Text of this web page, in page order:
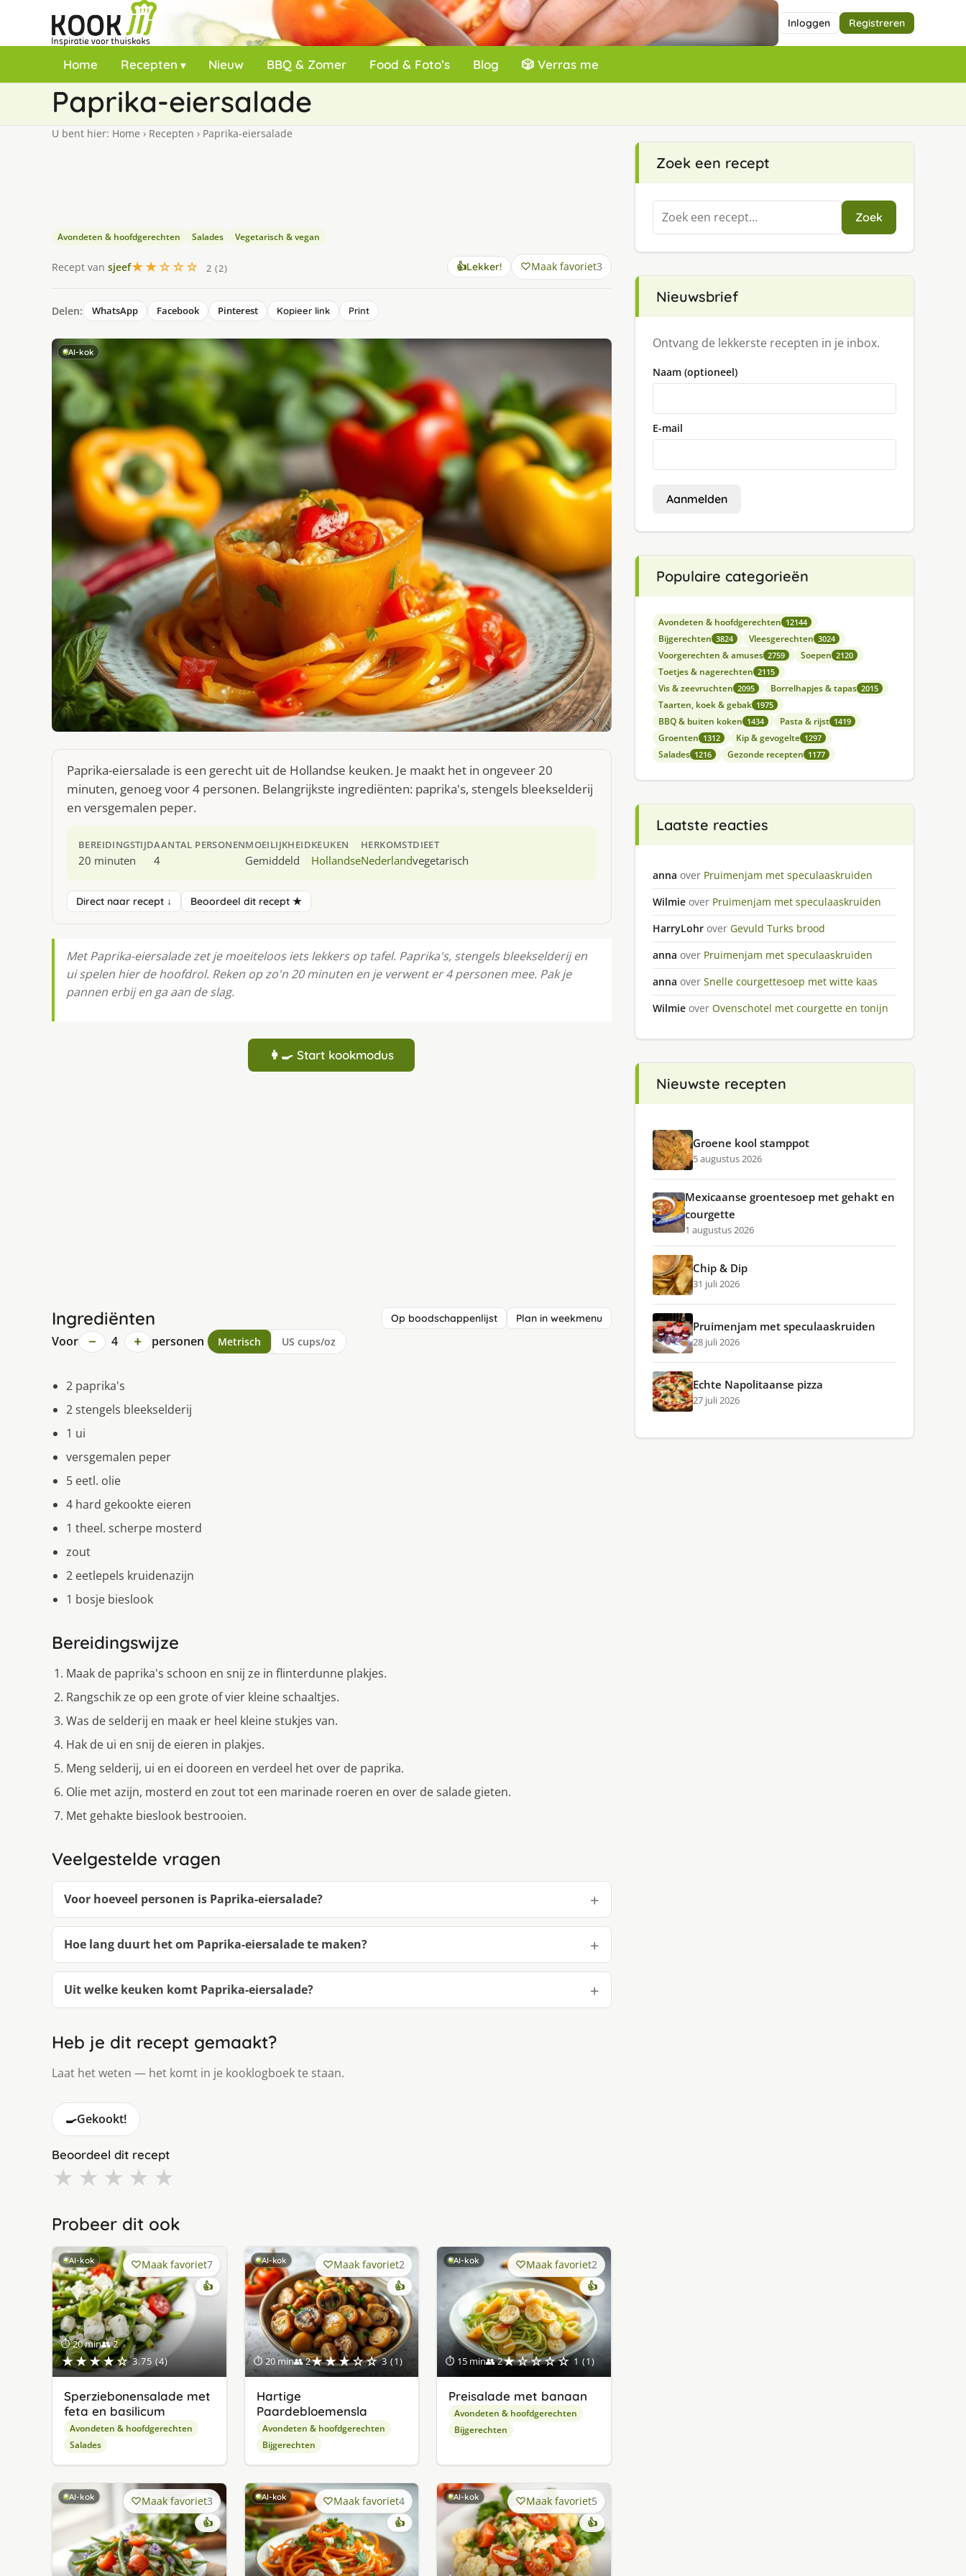
Inloggen Registreren
Home Recepten Nieuw BBQ & Zomer Food & Foto’s Blog 🎲 Verras me
Paprika-eiersalade
U bent hier: Home › Recepten › Paprika-eiersalade
Avondeten & hoofdgerechten Salades Vegetarisch & vegan
Recept van sjeef★★☆☆☆ 2 (2) 👍Lekker! Maak favoriet3
Delen: WhatsApp Facebook Pinterest Kopieer link Print
AI-kok
Paprika-eiersalade is een gerecht uit de Hollandse keuken. Je maakt het in ongeveer 20
minuten, genoeg voor 4 personen. Belangrijkste ingrediënten: paprika's, stengels bleekselderij
en versgemalen peper.
BEREIDINGSTIJD
20 minuten
AANTAL PERSONEN
4
MOEILIJKHEID
Gemiddeld
KEUKEN
Hollandse
HERKOMST
Nederland
DIEET
vegetarisch
Direct naar recept ↓ Beoordeel dit recept ★
Met Paprika-eiersalade zet je moeiteloos iets lekkers op tafel. Paprika's, stengels bleekselderij en
ui spelen hier de hoofdrol. Reken op zo'n 20 minuten en je verwent er 4 personen mee. Pak je
pannen erbij en ga aan de slag.
👩‍🍳 Start kookmodus
Ingrediënten Op boodschappenlijst Plan in weekmenu
Voor − 4 + personen Metrisch US cups/oz
2 paprika's
2 stengels bleekselderij
1 ui
versgemalen peper
5 eetl. olie
4 hard gekookte eieren
1 theel. scherpe mosterd
zout
2 eetlepels kruidenazijn
1 bosje bieslook
Bereidingswijze
Maak de paprika's schoon en snij ze in flinterdunne plakjes.
Rangschik ze op een grote of vier kleine schaaltjes.
Was de selderij en maak er heel kleine stukjes van.
Hak de ui en snij de eieren in plakjes.
Meng selderij, ui en ei dooreen en verdeel het over de paprika.
Olie met azijn, mosterd en zout tot een marinade roeren en over de salade gieten.
Met gehakte bieslook bestrooien.
Veelgestelde vragen
Voor hoeveel personen is Paprika-eiersalade?
Hoe lang duurt het om Paprika-eiersalade te maken?
Uit welke keuken komt Paprika-eiersalade?
Heb je dit recept gemaakt?
Laat het weten — het komt in je kooklogboek te staan.
🍳Gekookt!
Beoordeel dit recept
★ ★ ★ ★ ★
Probeer dit ook
AI-kok
⏱ 20 min👥 2
★★★★☆ 3.75 (4)
Maak favoriet7
👍
Sperziebonensalade met
feta en basilicum
Avondeten & hoofdgerechten
Salades
AI-kok
⏱ 20 min👥 2★★★☆☆ 3 (1)
Maak favoriet2
👍
Hartige
Paardebloemensla
Avondeten & hoofdgerechten
Bijgerechten
AI-kok
⏱ 15 min👥 2★☆☆☆☆ 1 (1)
Maak favoriet2
👍
Preisalade met banaan
Avondeten & hoofdgerechten
Bijgerechten
AI-kok Maak favoriet3
👍
AI-kok Maak favoriet4
👍
AI-kok Maak favoriet5
👍
Zoek een recept
Zoeken
naar:
Zoek
Nieuwsbrief
Ontvang de lekkerste recepten in je inbox.
Naam (optioneel)
E-mail
Aanmelden
Populaire categorieën
Avondeten & hoofdgerechten 12144
Bijgerechten 3824 Vleesgerechten 3024
Voorgerechten & amuses 2759 Soepen 2120
Toetjes & nagerechten 2115
Vis & zeevruchten 2095 Borrelhapjes & tapas 2015
Taarten, koek & gebak 1975
BBQ & buiten koken 1434 Pasta & rijst 1419
Groenten 1312 Kip & gevogelte 1297
Salades 1216 Gezonde recepten 1177
Laatste reacties
anna over Pruimenjam met speculaaskruiden
Wilmie over Pruimenjam met speculaaskruiden
HarryLohr over Gevuld Turks brood
anna over Pruimenjam met speculaaskruiden
anna over Snelle courgettesoep met witte kaas
Wilmie over Ovenschotel met courgette en tonijn
Nieuwste recepten
Groene kool stamppot
5 augustus 2026
Mexicaanse groentesoep met gehakt en
courgette
1 augustus 2026
Chip & Dip
31 juli 2026
Pruimenjam met speculaaskruiden
28 juli 2026
Echte Napolitaanse pizza
27 juli 2026